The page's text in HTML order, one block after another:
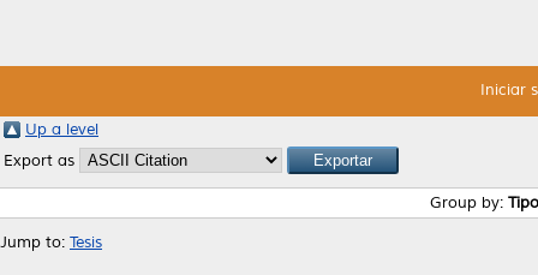
Iniciar
Up a level
Export as
Group by:
Jump to: Tesis